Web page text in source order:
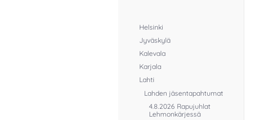
Helsinki
Jyväskylä
Kalevala
Karjala
Lahti
Lahden jäsentapahtumat
4.8.2026 Rapujuhlat
Lehmonkärjessä